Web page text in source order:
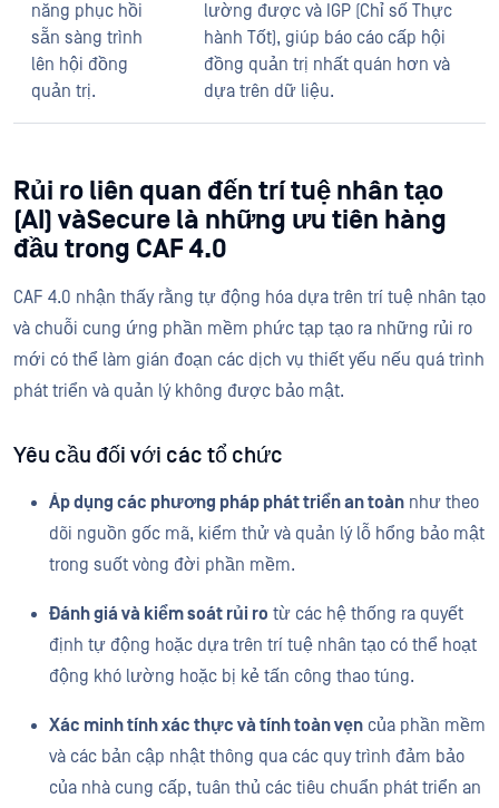
năng phục hồi
sẵn sàng trình
lên hội đồng
quản trị.
lường được và IGP (Chỉ số Thực
hành Tốt), giúp báo cáo cấp hội
đồng quản trị nhất quán hơn và
dựa trên dữ liệu.
Rủi ro liên quan đến trí tuệ nhân tạo
(AI) vàSecure là những ưu tiên hàng
đầu trong CAF 4.0
CAF 4.0 nhận thấy rằng tự động hóa dựa trên trí tuệ nhân tạo
và chuỗi cung ứng phần mềm phức tạp tạo ra những rủi ro
mới có thể làm gián đoạn các dịch vụ thiết yếu nếu quá trình
phát triển và quản lý không được bảo mật.
Yêu cầu đối với các tổ chức
Áp dụng các phương pháp phát triển an toàn như theo
dõi nguồn gốc mã, kiểm thử và quản lý lỗ hổng bảo mật
trong suốt vòng đời phần mềm.
Đánh giá và kiểm soát rủi ro từ các hệ thống ra quyết
định tự động hoặc dựa trên trí tuệ nhân tạo có thể hoạt
động khó lường hoặc bị kẻ tấn công thao túng.
Xác minh tính xác thực và tính toàn vẹn của phần mềm
và các bản cập nhật thông qua các quy trình đảm bảo
của nhà cung cấp, tuân thủ các tiêu chuẩn phát triển an